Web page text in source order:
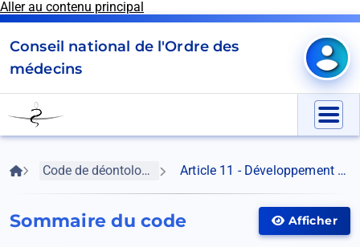
Aller au contenu principal
Menu
to
homepage
Conseil national de l'Ordre des
médecins
Mon
Fil
d'Ariane
AccueilCode de déontologie médicaleArticle 11 - Développement professionnel continu
Sommaire du code
Afficher
Afficher
Panneau de gestion des cookies